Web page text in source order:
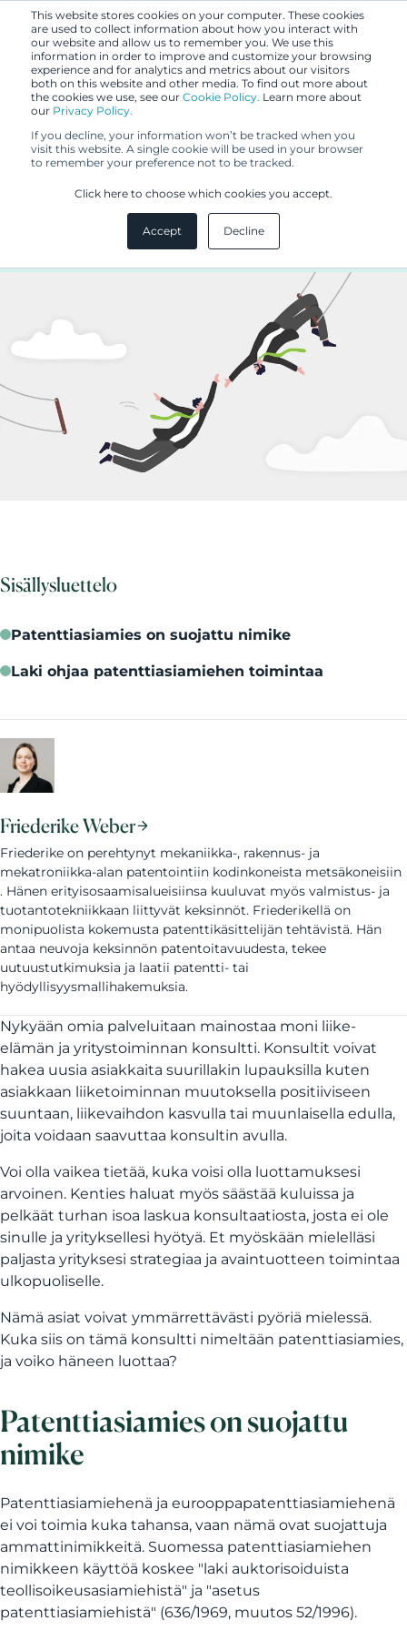
This website stores cookies on your computer. These cookies
are used to collect information about how you interact with
our website and allow us to remember you. We use this
information in order to improve and customize your browsing
experience and for analytics and metrics about our visitors
both on this website and other media. To find out more about
the cookies we use, see our Cookie Policy. Learn more about
our Privacy Policy.
If you decline, your information won’t be tracked when you
visit this website. A single cookie will be used in your browser
to remember your preference not to be tracked.
Click here to choose which cookies you accept.
Accept Decline
14.8.2023
Voiko patenttiasiamieheen
Sisällysluettelo
Patenttiasiamies on suojattu nimike
Laki ohjaa patenttiasiamiehen toimintaa
Friederike Weber
Friederike on perehtynyt mekaniikka-, rakennus- ja
mekatroniikka-alan patentointiin kodinkoneista metsäkoneisiin
. Hänen erityisosaamisalueisiinsa kuuluvat myös valmistus- ja
tuotantotekniikkaan liittyvät keksinnöt. Friederikellä on
monipuolista kokemusta patenttikäsittelijän tehtävistä. Hän
antaa neuvoja keksinnön patentoitavuudesta, tekee
uutuustutkimuksia ja laatii patentti- tai
hyödyllisyysmallihakemuksia.
Nykyään omia palveluitaan mainostaa moni liike-
elämän ja yritystoiminnan konsultti. Konsultit voivat
hakea uusia asiakkaita suurillakin lupauksilla kuten
asiakkaan liiketoiminnan muutoksella positiiviseen
suuntaan, liikevaihdon kasvulla tai muunlaisella edulla,
joita voidaan saavuttaa konsultin avulla.
Voi olla vaikea tietää, kuka voisi olla luottamuksesi
arvoinen. Kenties haluat myös säästää kuluissa ja
pelkäät turhan isoa laskua konsultaatiosta, josta ei ole
sinulle ja yrityksellesi hyötyä. Et myöskään mielelläsi
paljasta yrityksesi strategiaa ja avaintuotteen toimintaa
ulkopuoliselle.
Nämä asiat voivat ymmärrettävästi pyöriä mielessä.
Kuka siis on tämä konsultti nimeltään patenttiasiamies,
ja voiko häneen luottaa?
Patenttiasiamies on suojattu
nimike
Patenttiasiamiehenä ja eurooppapatenttiasiamiehenä
ei voi toimia kuka tahansa, vaan nämä ovat suojattuja
ammattinimikkeitä. Suomessa patenttiasiamiehen
nimikkeen käyttöä koskee "laki auktorisoiduista
teollisoikeusasiamiehistä" ja "asetus
patenttiasiamiehistä" (636/1969, muutos 52/1996).